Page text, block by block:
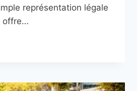
représentation légale
offre…